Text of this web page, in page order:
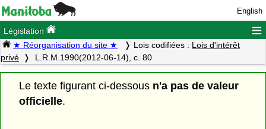
English
Législation ≡
★ Réorganisation du site ★ Lois codifiées : Lois d'intérêt
privé
L.R.M.1990(2012-06-14), c. 80
Le texte figurant ci-dessous n'a pas de valeur
officielle.